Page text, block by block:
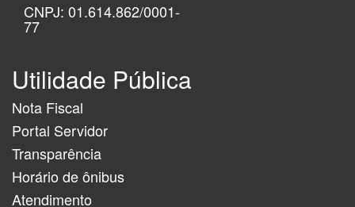
CNPJ: 01.614.862/0001-
77
Utilidade Pública
Nota Fiscal
Portal Servidor
Transparência
Horário de ônibus
Atendimento